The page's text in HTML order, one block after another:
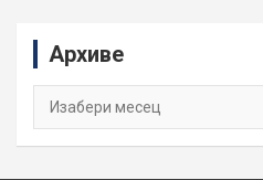
Архиве
Архиве